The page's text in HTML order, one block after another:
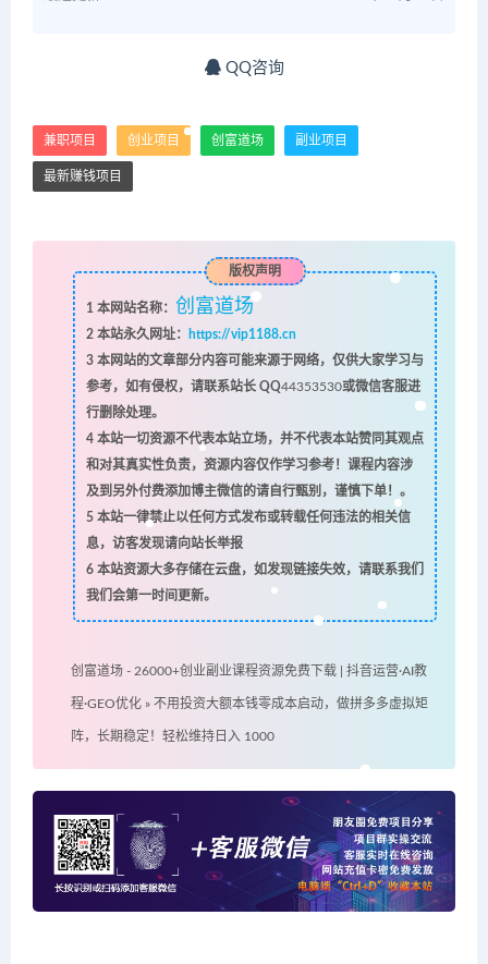
QQ咨询
兼职项目 创业项目 创富道场 副业项目
最新赚钱项目
版权声明
1 本网站名称： 创富道场
2本站永久网址：
https://vip1188.cn
3本网站的文章部分内容可能来源于网络，仅供大家学习与
参考，如有侵权，请联系站长 QQ44353530或微信客服进
行删除处理。
4本站一切资源不代表本站立场，并不代表本站赞同其观点
和对其真实性负责，资源内容仅作学习参考！课程内容涉
及到另外付费添加博主微信的请自行甄别，谨慎下单！。
5本站一律禁止以任何方式发布或转载任何违法的相关信
息，访客发现请向站长举报
6本站资源大多存储在云盘，如发现链接失效，请联系我们
我们会第一时间更新。
创富道场 - 26000+创业副业课程资源免费下载 | 抖音运营·AI教
程·GEO优化 » 不用投资大额本钱零成本启动，做拼多多虚拟矩
阵，长期稳定！轻松维持日入 1000